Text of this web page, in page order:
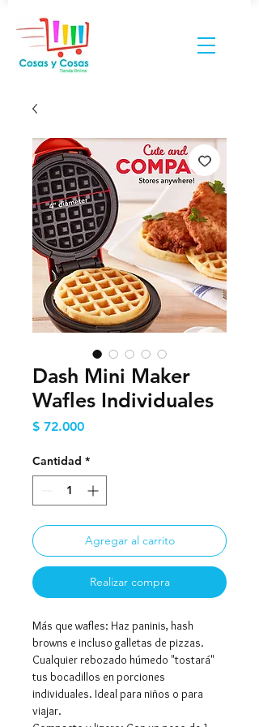
Dash Mini Maker
Wafles Individuales
$ 72.000Precio
Cantidad *
Agregar al carrito
Realizar compra
Más que wafles: Haz paninis, hash
browns e incluso galletas de pizzas.
Cualquier rebozado húmedo "tostará"
tus bocadillos en porciones
individuales. Ideal para niños o para
viajar.